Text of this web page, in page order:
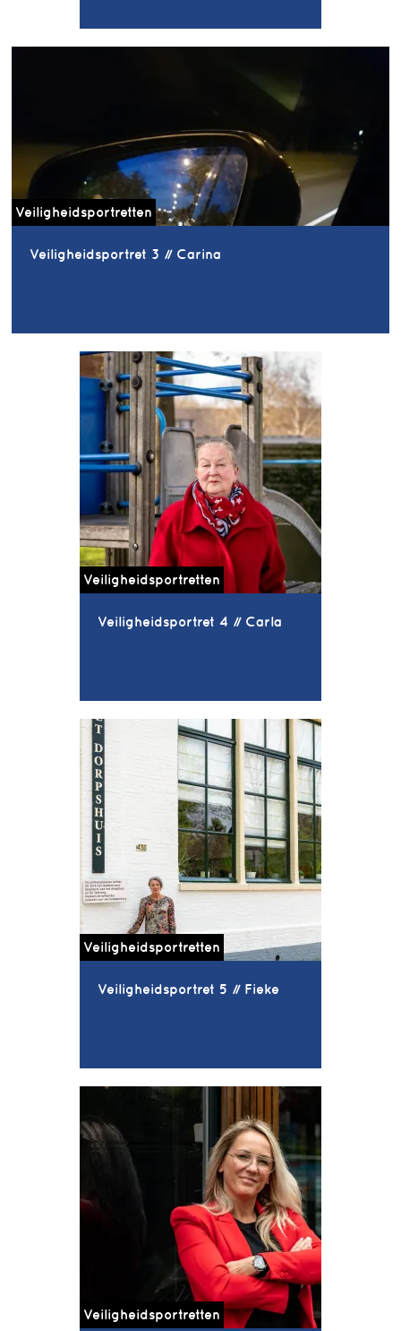
Veiligheidsportretten
Veiligheidsportret 3 // Carina
Veiligheidsportretten
Veiligheidsportret 4 // Carla
Veiligheidsportretten
Veiligheidsportret 5 // Fieke
Veiligheidsportretten